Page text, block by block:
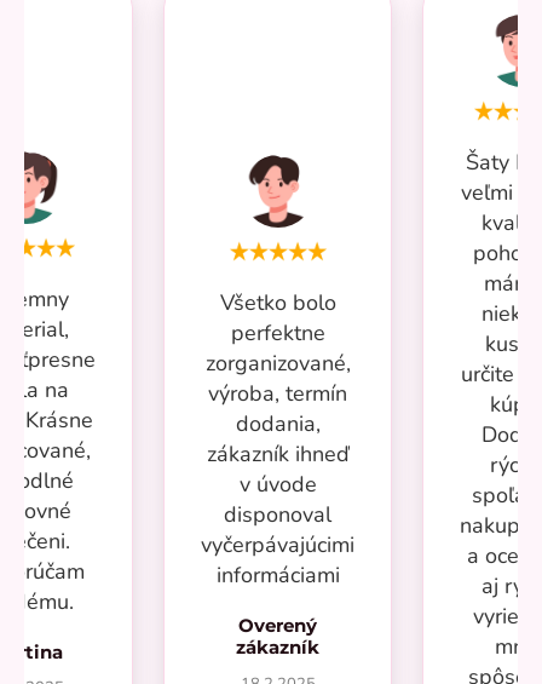
na
Krásne
Všetko bolo
perfektne
zorganizované,
výroba, termín
dodania,
zákazník ihneď
v úvode
disponoval
vyčerpávajúcimi
informáciami
Overený
zákazník
Šaty
veľmi
mám
určite
a
aj